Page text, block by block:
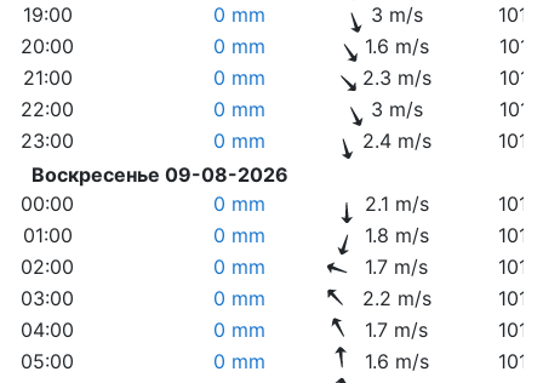
19:00
0 mm 3 m/s
20:00
0 mm 1.6 m/s
21:00
0 mm 2.3 m/s
22:00
0 mm 3 m/s
23:00
0 mm 2.4 m/s
Воскресенье 09-08-2026
00:00
0 mm 2.1 m/s
01:00
0 mm 1.8 m/s
02:00
0 mm 1.7 m/s
03:00
0 mm 2.2 m/s
04:00
0 mm 1.7 m/s
05:00
0 mm 1.6 m/s